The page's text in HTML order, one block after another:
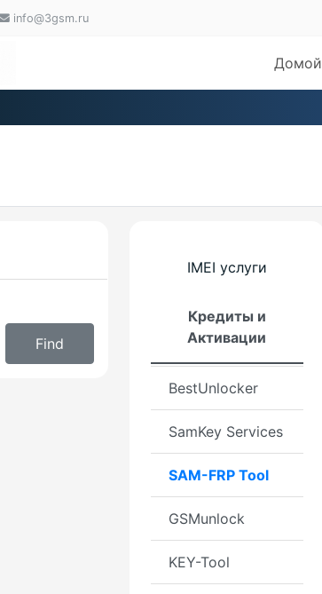
info@3gsm.ru
Домой
IMEI услуги
Кредиты и
Активации
General Unlocker
Firmware Packs
Active License
ACT PRO
BestUnlocker
SamKey Services
SAM-FRP Tool
GSMunlock
KEY-Tool